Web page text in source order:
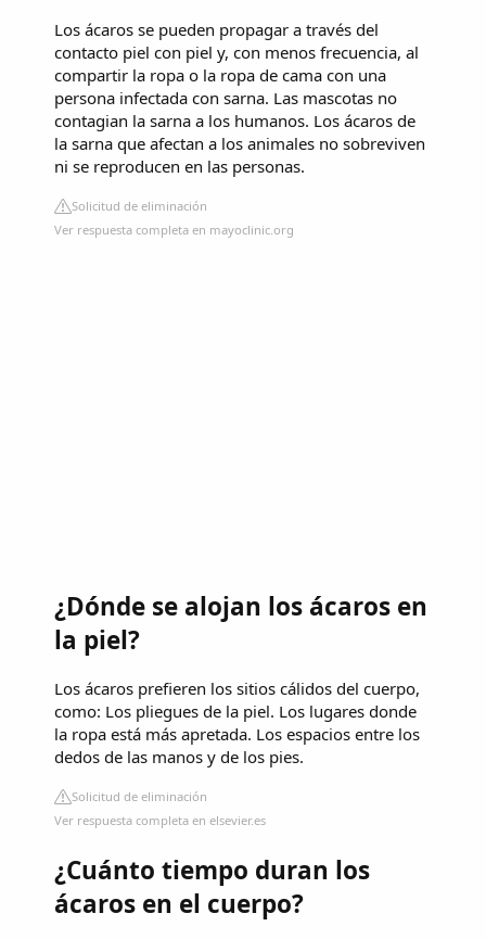
Los ácaros se pueden propagar a través del
contacto piel con piel y, con menos frecuencia, al
compartir la ropa o la ropa de cama con una
persona infectada con sarna. Las mascotas no
contagian la sarna a los humanos. Los ácaros de
la sarna que afectan a los animales no sobreviven
ni se reproducen en las personas.
Solicitud de eliminación
Ver respuesta completa en mayoclinic.org
¿Dónde se alojan los ácaros en
la piel?
Los ácaros prefieren los sitios cálidos del cuerpo,
como: Los pliegues de la piel. Los lugares donde
la ropa está más apretada. Los espacios entre los
dedos de las manos y de los pies.
Solicitud de eliminación
Ver respuesta completa en elsevier.es
¿Cuánto tiempo duran los
ácaros en el cuerpo?